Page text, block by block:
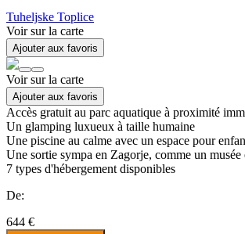
Tuheljske Toplice
Voir sur la carte
Ajouter aux favoris
Voir sur la carte
Ajouter aux favoris
Accès gratuit au parc aquatique à proximité
Un glamping luxueux à taille humaine
Une piscine au calme avec un espace pour
Une sortie sympa en Zagorje, comme un
7 types d'hébergement disponibles
De:
644 €